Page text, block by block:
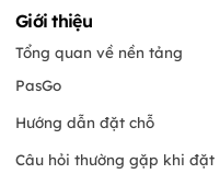
Giới thiệu
Tổng quan về nền tảng
PasGo
Hướng dẫn đặt chỗ
Câu hỏi thường gặp khi đặt